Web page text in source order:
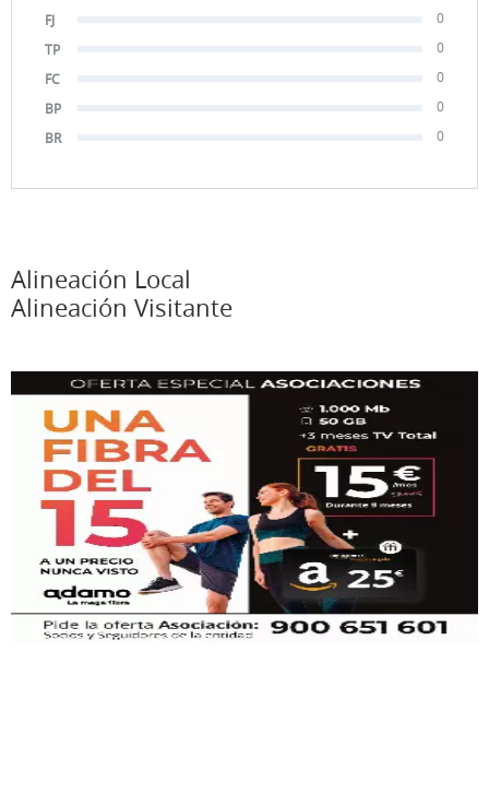
FJ
0
TP
0
FC
0
BP
0
BR
0
Alineación Local
Alineación Visitante